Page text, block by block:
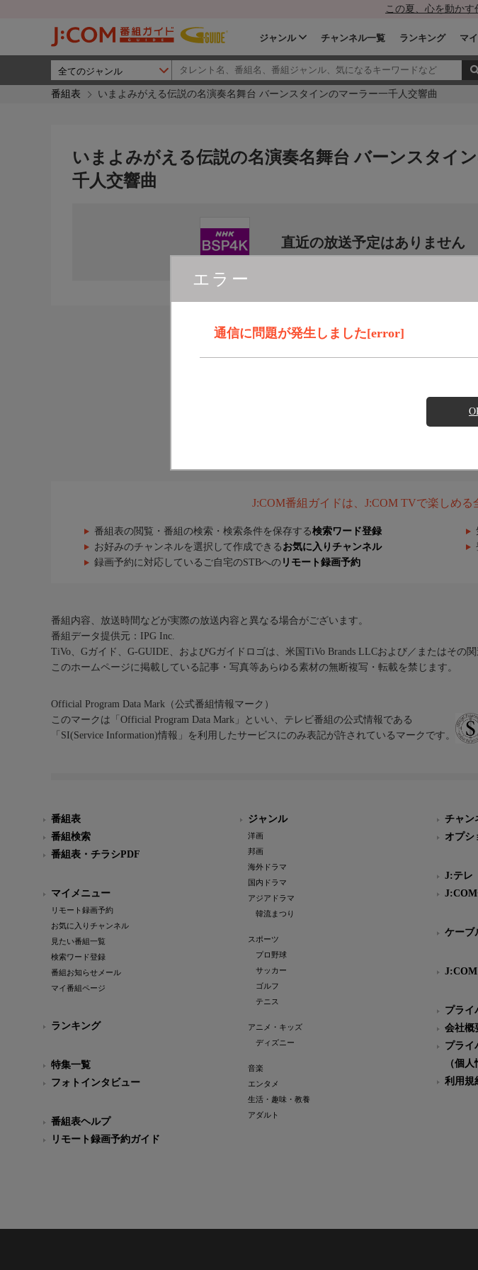
この夏、心を動かす
ジャンル チャンネル一覧 ランキング マ
番組表 いまよみがえる伝説の名演奏名舞台 バーンスタインのマーラー一千人交響曲
エラー
通信に問題が発生しました[error]
いまよみがえる伝説の名演奏名舞台 バーンスタイ
千人交響曲
直近の放送予定はありません
J:COM番組ガイドは、J:COM TVで楽しめ
番組表の閲覧・番組の検索・検索条件を保存する検索ワード登録
お好みのチャンネルを選択して作成できる お気に入りチャンネル
録画予約に対応しているご自宅のSTBへの リモート録画予約
番組内容、放送時間などが実際の放送内容と異なる場合がございます。
番組データ提供元：IPG Inc.
TiVo、Gガイド、G-GUIDE、およびGガイドロゴは、米国TiVo Brands LLCおよび／またはその
このホームページに掲載している記事・写真等あらゆる素材の無断複写・転載を禁じます。
Official Program Data Mark（公式番組情報マーク）
このマークは「Official Program Data Mark」といい、テレビ番組の公式情報である
「SI(Service Information)情報」を利用したサービスにのみ表記が許されているマークです。
番組表
番組検索
番組表・チラシPDF
マイメニュー
リモート録画予約
お気に入りチャンネル
見たい番組一覧
検索ワード登録
番組お知らせメール
マイ番組ページ
ランキング
特集一覧
フォトインタビュー
番組表ヘルプ
リモート録画予約ガイド
ジャンル
洋画
邦画
海外ドラマ
国内ドラマ
アジアドラマ
韓流まつり
スポーツ
プロ野球
サッカー
ゴルフ
テニス
アニメ・キッズ
ディズニー
音楽
エンタメ
生活・趣味・教養
アダルト
チャン
オプシ
J:テレ
ケーブ
プライ
会社概
プライ
（個
利用規